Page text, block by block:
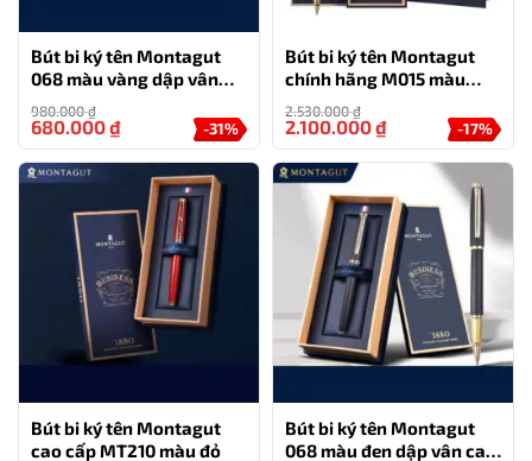
Chất liệu: Kim loại
Bút bi ký tên Montagut
068 màu vàng dập vân
cao cấp kèm hộp đựng và
túi
980.000₫
-31%
680.000₫
Bút bi ký tên Montagut
chính hãng M015 màu
xanh
2.530.000₫
-17%
2.100.000₫
Bút bi ký tên Montagut
cao cấp MT210 màu đỏ
Bút bi ký tên Montagut
068 màu đen dập vân cao